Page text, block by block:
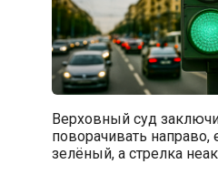
Верховный суд
поворачивать направо,
зелёный, а стрелка